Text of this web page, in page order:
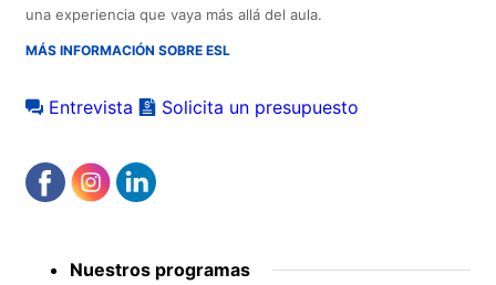
una experiencia que vaya más allá del aula.
MÁS INFORMACIÓN SOBRE ESL
Entrevista Solicita un presupuesto
menu Nuestros programas